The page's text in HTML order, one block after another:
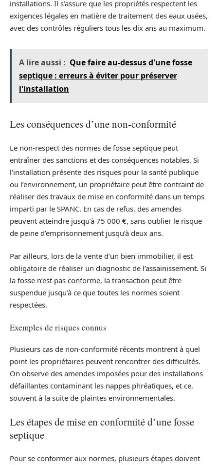
installations. Il s’assure que les propriétés respectent les
exigences légales en matière de traitement des eaux usées,
avec des contrôles réguliers tous les dix ans au maximum.
A lire aussi : Que faire au-dessus d'une fosse
septique : erreurs à éviter pour préserver
l'installation
Les conséquences d’une non-conformité
Le non-respect des normes de fosse septique peut
entraîner des sanctions et des conséquences notables. Si
l’installation présente des risques pour la santé publique
ou l’environnement, un propriétaire peut être contraint de
réaliser des travaux de mise en conformité dans un temps
imparti par le SPANC. En cas de refus, des amendes
peuvent atteindre jusqu’à 75 000 €, sans oublier le risque
de peine d’emprisonnement jusqu’à deux ans.
Par ailleurs, lors de la vente d’un bien immobilier, il est
obligatoire de réaliser un diagnostic de l’assainissement. Si
la fosse n’est pas conforme, la transaction peut être
suspendue jusqu’à ce que toutes les normes soient
respectées.
Exemples de risques connus
Plusieurs cas de non-conformité récents montrent à quel
point les propriétaires peuvent rencontrer des difficultés.
On observe des amendes imposées pour des installations
défaillantes contaminant les nappes phréatiques, et ce,
souvent à la suite de plaintes environnementales.
Les étapes de mise en conformité d’une fosse
septique
Pour se conformer aux normes, plusieurs étapes doivent